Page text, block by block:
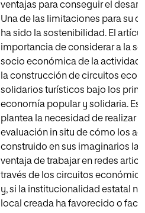
ventajas para conseguir el
Una de las limitaciones para su
ha sido la sostenibilidad. El
importancia de considerar a la
socio económica de la actividad
la construcción de circuitos
solidarios turísticos bajo los
economía popular y solidaria.
plantea la necesidad de realizar
evaluación in situ de cómo los
construido en sus imaginarios la
ventaja de trabajar en redes
través de los circuitos
y, si la institucionalidad estatal
local creada ha favorecido o